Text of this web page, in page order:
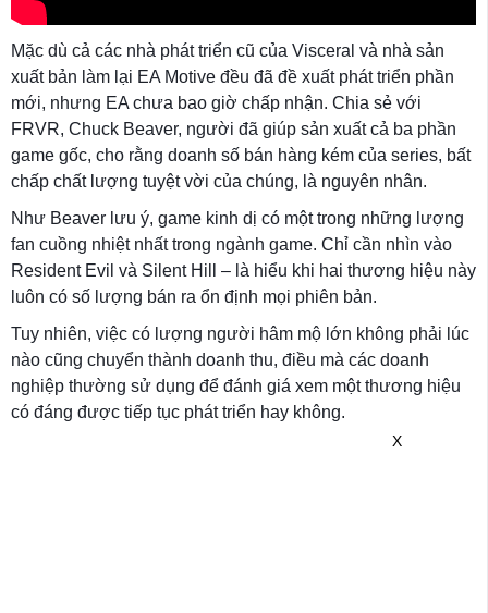
Mặc dù cả các nhà phát triển cũ của Visceral và nhà sản
xuất bản làm lại EA Motive đều đã đề xuất phát triển phần
mới, nhưng EA chưa bao giờ chấp nhận. Chia sẻ với
FRVR, Chuck Beaver, người đã giúp sản xuất cả ba phần
game gốc, cho rằng doanh số bán hàng kém của series, bất
chấp chất lượng tuyệt vời của chúng, là nguyên nhân.
Như Beaver lưu ý, game kinh dị có một trong những lượng
fan cuồng nhiệt nhất trong ngành game. Chỉ cần nhìn vào
Resident Evil và Silent Hill – là hiểu khi hai thương hiệu này
luôn có số lượng bán ra ổn định mọi phiên bản.
Tuy nhiên, việc có lượng người hâm mộ lớn không phải lúc
nào cũng chuyển thành doanh thu, điều mà các doanh
nghiệp thường sử dụng để đánh giá xem một thương hiệu
có đáng được tiếp tục phát triển hay không.
X